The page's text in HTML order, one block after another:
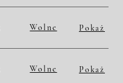
Wolne
Pokaż
Wolne
Pokaż